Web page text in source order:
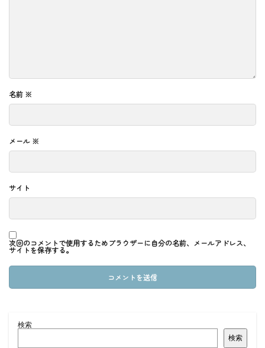
名前 ※
メール ※
サイト
次回のコメントで使用するためブラウザーに自分の名前、メールアドレス、
サイトを保存する。
検索
検索